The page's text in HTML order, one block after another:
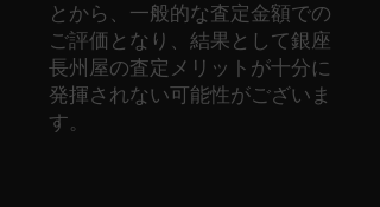
とから、一般的な査定金額での
ご評価となり、結果として銀座
長州屋の査定メリットが十分に
発揮されない可能性がございま
す。